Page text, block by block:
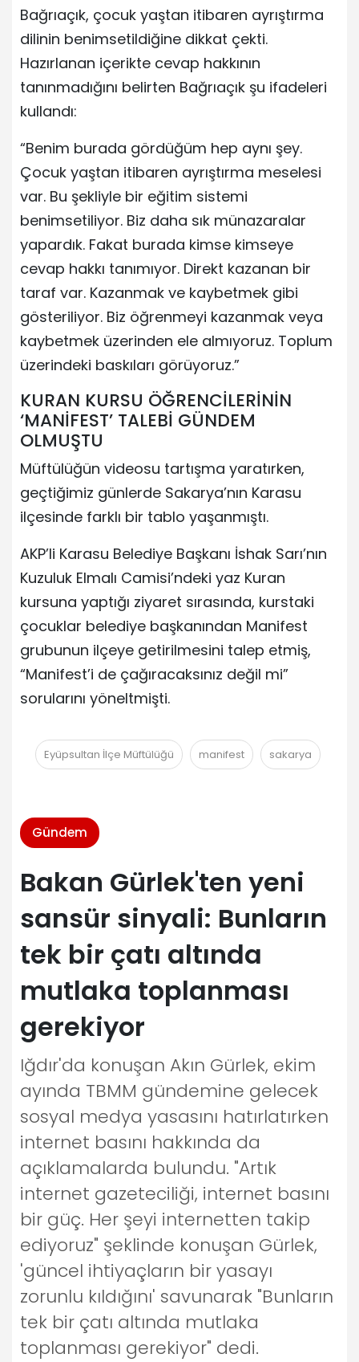
Bağrıaçık, çocuk yaştan itibaren ayrıştırma
dilinin benimsetildiğine dikkat çekti.
Hazırlanan içerikte cevap hakkının
tanınmadığını belirten Bağrıaçık şu ifadeleri
kullandı:
“Benim burada gördüğüm hep aynı şey.
Çocuk yaştan itibaren ayrıştırma meselesi
var. Bu şekliyle bir eğitim sistemi
benimsetiliyor. Biz daha sık münazaralar
yapardık. Fakat burada kimse kimseye
cevap hakkı tanımıyor. Direkt kazanan bir
taraf var. Kazanmak ve kaybetmek gibi
gösteriliyor. Biz öğrenmeyi kazanmak veya
kaybetmek üzerinden ele almıyoruz. Toplum
üzerindeki baskıları görüyoruz.”
KURAN KURSU ÖĞRENCİLERİNİN
‘MANİFEST’ TALEBİ GÜNDEM
OLMUŞTU
Müftülüğün videosu tartışma yaratırken,
geçtiğimiz günlerde Sakarya’nın Karasu
ilçesinde farklı bir tablo yaşanmıştı.
AKP’li Karasu Belediye Başkanı İshak Sarı’nın
Kuzuluk Elmalı Camisi’ndeki yaz Kuran
kursuna yaptığı ziyaret sırasında, kurstaki
çocuklar belediye başkanından Manifest
grubunun ilçeye getirilmesini talep etmiş,
“Manifest’i de çağıracaksınız değil mi”
sorularını yöneltmişti.
Eyüpsultan İlçe Müftülüğü manifest sakarya
Gündem
Bakan Gürlek'ten yeni
sansür sinyali: Bunların
tek bir çatı altında
mutlaka toplanması
gerekiyor
Iğdır'da konuşan Akın Gürlek, ekim
ayında TBMM gündemine gelecek
sosyal medya yasasını hatırlatırken
internet basını hakkında da
açıklamalarda bulundu. "Artık
internet gazeteciliği, internet basını
bir güç. Her şeyi internetten takip
ediyoruz" şeklinde konuşan Gürlek,
'güncel ihtiyaçların bir yasayı
zorunlu kıldığını' savunarak "Bunların
tek bir çatı altında mutlaka
toplanması gerekiyor" dedi.